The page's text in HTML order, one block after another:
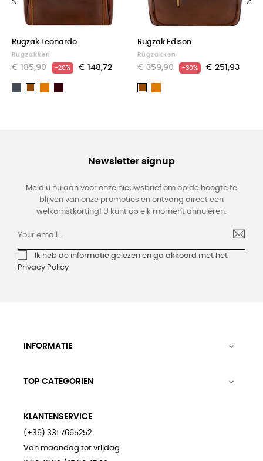
Rugzak Leonardo
Rugzakken
€ 185,90 -20% € 148,72
Rugzak Edison
Rugzakken
€ 359,90 -30% € 251,93
Newsletter signup
Meld u nu aan voor onze nieuwsbrief om op de hoogte te
blijven van onze promoties en ontvang direct een
welkomstkorting! U kunt op elk moment annuleren.
Ik heb de informatie gelezen en ga akkoord met het
Privacy Policy
INFORMATIE 
TOP CATEGORIEN 
KLANTENSERVICE
(+39) 331 7665252
Van maandag tot vrijdag